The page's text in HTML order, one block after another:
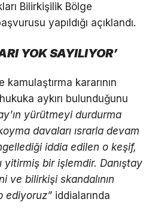
Bilirkişilik Bölge
yapıldığı açıklandı.
YOK SAYILIYOR’
kararının
aykırı bulunduğunu
yürütmeyi durdurma
davaları ısrarla devam
iddia edilen o keşif,
yitirmiş bir işlemdir. Danıştay
ve bilirkişi skandalının
ediyoruz” iddialarında